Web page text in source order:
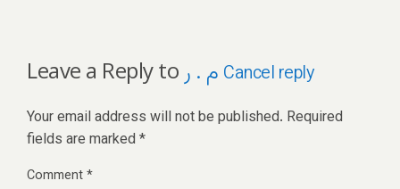
Leave a Reply to م . ر Cancel reply
Your email address will not be published. Required
fields are marked *
Comment*